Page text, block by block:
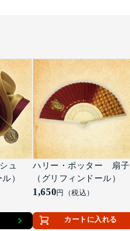
ュ
）
ハリー・ポッター 扇子
（グリフィンドール）
1,650円（税込）
カートに入れる